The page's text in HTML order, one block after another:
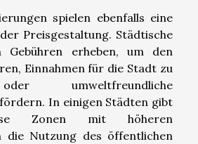
spielen ebenfalls eine
Preisgestaltung. Städtische
Gebühren erheben, um den
Einnahmen für die Stadt zu
umweltfreundliche
In einigen Städten gibt
Zonen mit höheren
die Nutzung des öffentlichen